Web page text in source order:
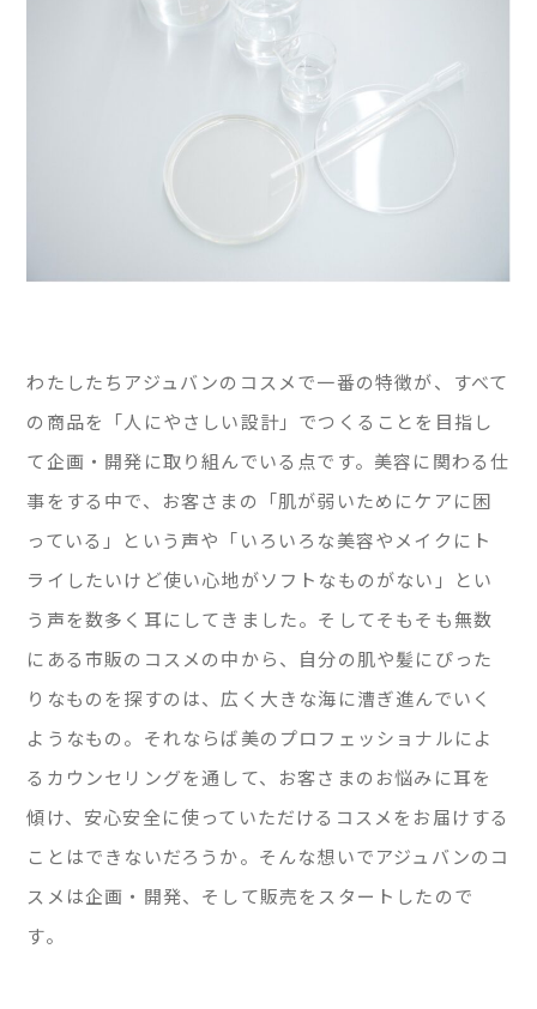
わたしたちアジュバンのコスメで一番の特徴が、すべて
の商品を「人にやさしい設計」でつくることを目指し
て企画・開発に取り組んでいる点です。美容に関わる仕
事をする中で、お客さまの「肌が弱いためにケアに困
っている」という声や「いろいろな美容やメイクにト
ライしたいけど使い心地がソフトなものがない」とい
う声を数多く耳にしてきました。そしてそもそも無数
にある市販のコスメの中から、自分の肌や髪にぴった
りなものを探すのは、広く大きな海に漕ぎ進んでいく
ようなもの。それならば美のプロフェッショナルによ
るカウンセリングを通して、お客さまのお悩みに耳を
傾け、安心安全に使っていただけるコスメをお届けする
ことはできないだろうか。そんな想いでアジュバンのコ
スメは企画・開発、そして販売をスタートしたので
す。